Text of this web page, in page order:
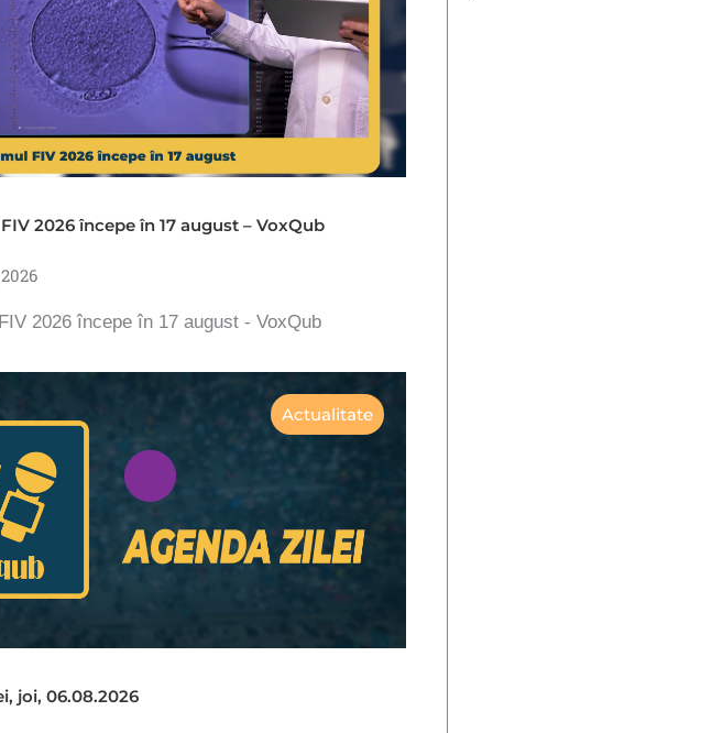
2026 începe în 17 august – VoxQub
2026 începe în 17 august - VoxQub
Actualitate
joi, 06.08.2026